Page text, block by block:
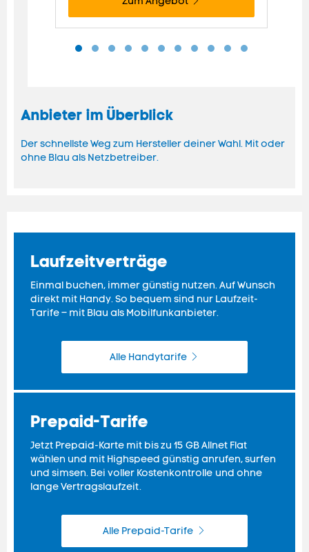
Anbieter im Überblick
Der schnellste Weg zum Hersteller deiner Wahl. Mit oder
ohne Blau als Netzbetreiber.
Laufzeitverträge
Einmal buchen, immer günstig nutzen. Auf Wunsch
direkt mit Handy. So bequem sind nur Laufzeit-
Tarife – mit Blau als Mobilfunkanbieter.
Alle Handytarife
Prepaid-Tarife
Jetzt Prepaid-Karte mit bis zu 15 GBAllnet Flat
wählen und mit Highspeed günstig anrufen,surfen
und simsen. Bei voller Kostenkontrolle und ohne
lange Vertragslaufzeit.
Alle Prepaid-Tarife